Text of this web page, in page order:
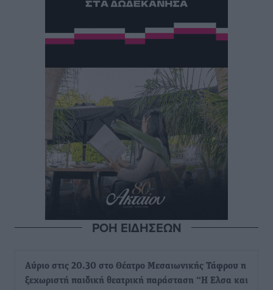
ΡΟΗ ΕΙΔΗΣΕΩΝ
Αύριο στις 20.30 στο Θέατρο Μεσαιωνικής Τάφρου η
ξεχωριστή παιδική θεατρική παράσταση “Η Ελσα και